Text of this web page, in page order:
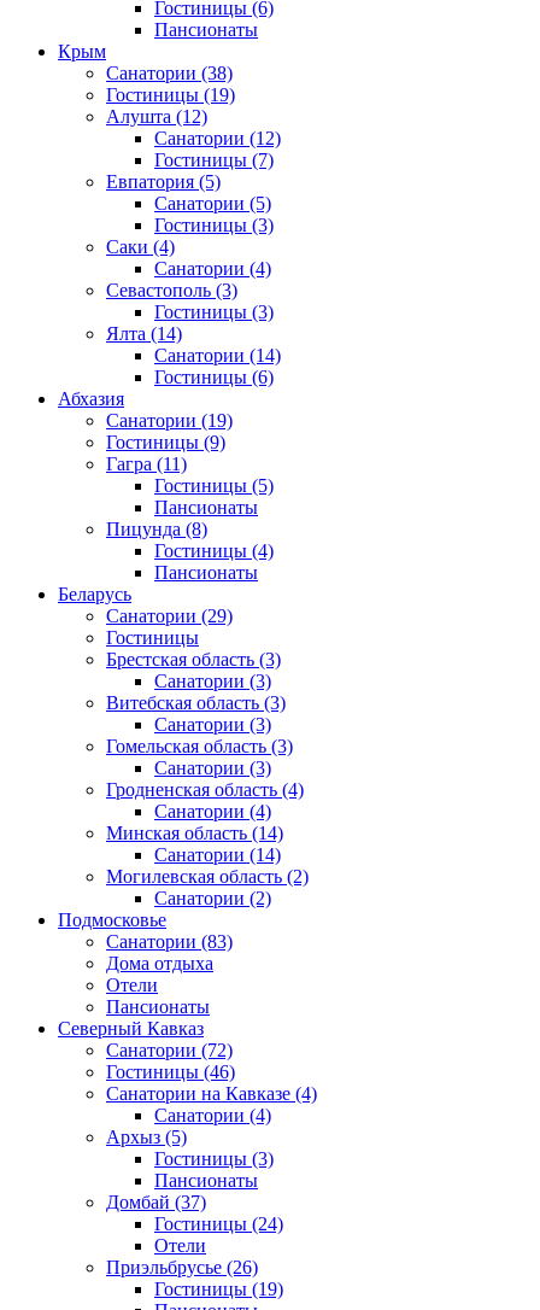
Гостиницы (6)
Пансионаты
Крым
Санатории (38)
Гостиницы (19)
Алушта (12)
Санатории (12)
Гостиницы (7)
Евпатория (5)
Санатории (5)
Гостиницы (3)
Саки (4)
Санатории (4)
Севастополь (3)
Гостиницы (3)
Ялта (14)
Санатории (14)
Гостиницы (6)
Абхазия
Санатории (19)
Гостиницы (9)
Гагра (11)
Гостиницы (5)
Пансионаты
Пицунда (8)
Гостиницы (4)
Пансионаты
Беларусь
Санатории (29)
Гостиницы
Брестская область (3)
Санатории (3)
Витебская область (3)
Санатории (3)
Гомельская область (3)
Санатории (3)
Гродненская область (4)
Санатории (4)
Минская область (14)
Санатории (14)
Могилевская область (2)
Санатории (2)
Подмосковье
Санатории (83)
Дома отдыха
Отели
Пансионаты
Северный Кавказ
Санатории (72)
Гостиницы (46)
Санатории на Кавказе (4)
Санатории (4)
Архыз (5)
Гостиницы (3)
Пансионаты
Домбай (37)
Гостиницы (24)
Отели
Приэльбрусье (26)
Гостиницы (19)